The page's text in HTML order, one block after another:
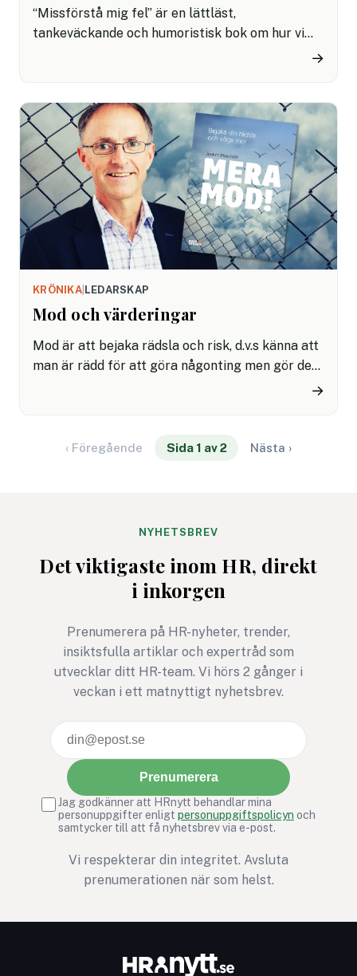
“Missförstå mig fel” är en lättläst,
tankeväckande och humoristisk bok om hur vi
→
KRÖNIKA| LEDARSKAP
Mod och värderingar
Mod är att bejaka rädsla och risk, d.v.s känna att
man är rädd för att göra någonting men gör det i
→
‹ Föregående Sida 1 av 2 Nästa ›
NYHETSBREV
Det viktigaste inom HR, direkt
i inkorgen
Prenumerera på HR-nyheter, trender,
insiktsfulla artiklar och expertråd som
utvecklar ditt HR-team. Vi hörs 2 gånger i
veckan i ett matnyttigt nyhetsbrev.
Prenumerera
Jag godkänner att HRnytt behandlar mina
personuppgifter enligt personuppgiftspolicyn och
samtycker till att få nyhetsbrev via e-post.
Vi respekterar din integritet. Avsluta
prenumerationen när som helst.